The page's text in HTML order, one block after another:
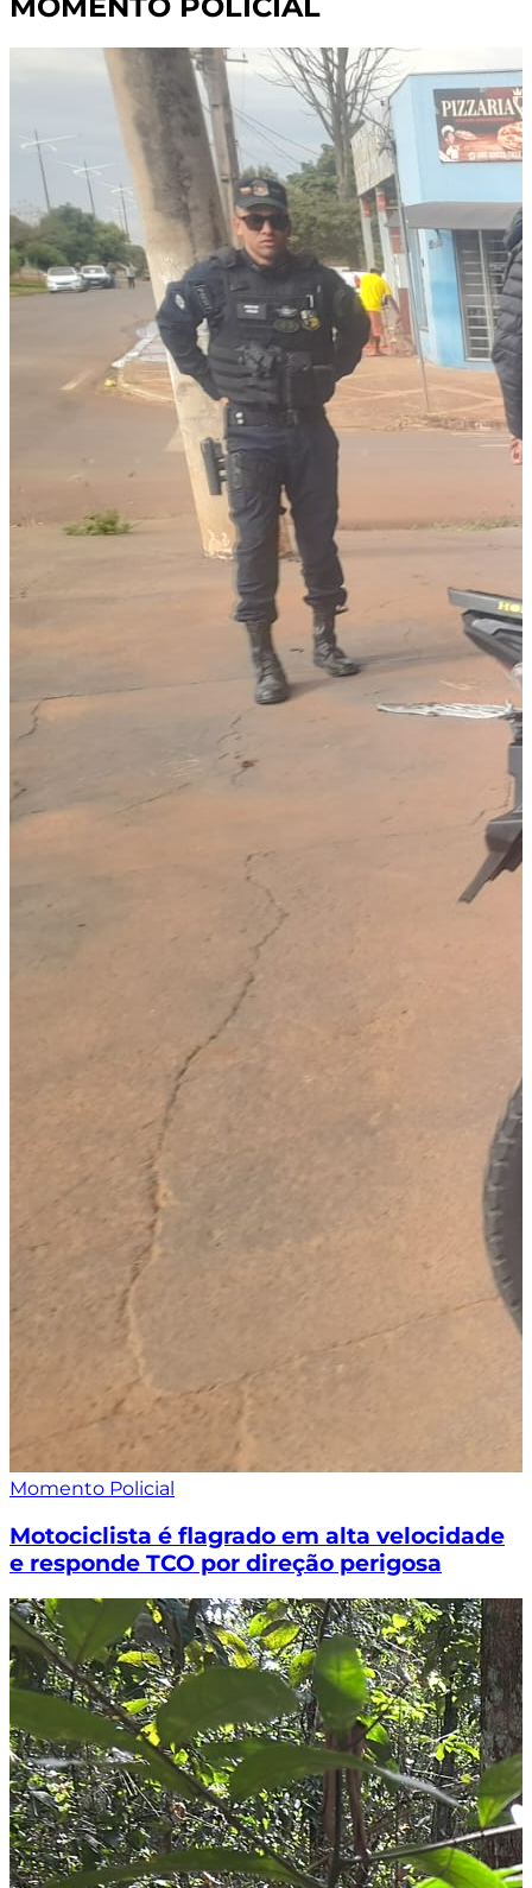
Momento Policial
Motociclista é flagrado em alta velocidade
e responde TCO por direção perigosa